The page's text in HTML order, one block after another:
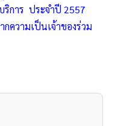
การ  ประจำปี 2557
กความเป็นเจ้าของร่วม